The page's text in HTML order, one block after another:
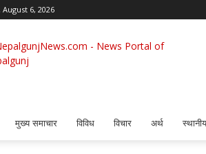
6, 2026
Nepalgunj
News
मुख्य समाचार विविध विचार अर्थ